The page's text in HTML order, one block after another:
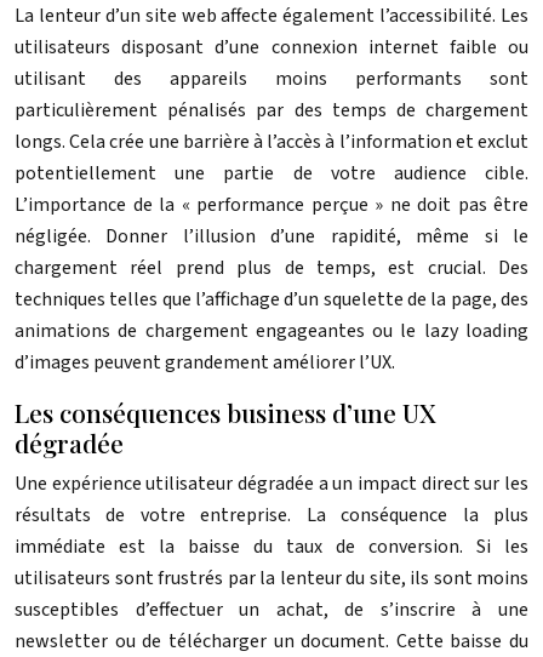
La lenteur d’un site web affecte également l’accessibilité. Les
utilisateurs disposant d’une connexion internet faible ou
utilisant des appareils moins performants sont
particulièrement pénalisés par des temps de chargement
longs. Cela crée une barrière à l’accès à l’information et exclut
potentiellement une partie de votre audience cible.
L’importance de la « performance perçue » ne doit pas être
négligée. Donner l’illusion d’une rapidité, même si le
chargement réel prend plus de temps, est crucial. Des
techniques telles que l’affichage d’un squelette de la page, des
animations de chargement engageantes ou le lazy loading
d’images peuvent grandement améliorer l’UX.
Les conséquences business d’une UX
dégradée
Une expérience utilisateur dégradée a un impact direct sur les
résultats de votre entreprise. La conséquence la plus
immédiate est la baisse du taux de conversion. Si les
utilisateurs sont frustrés par la lenteur du site, ils sont moins
susceptibles d’effectuer un achat, de s’inscrire à une
newsletter ou de télécharger un document. Cette baisse du